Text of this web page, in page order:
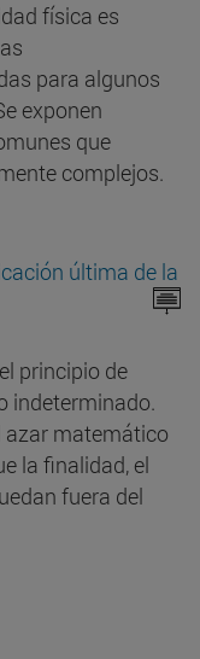
física es
para algunos
exponen
que
complejos.
última de la
principio de
indeterminado.
azar matemático
la finalidad, el
fuera del